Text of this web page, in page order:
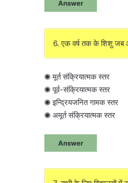
Answer
6. एक वर्ष तक के शिशु जब
◉ मूर्त संक्रियात्मक स्तर
◉ पूर्व-संक्रियात्मक स्तर
◉ इन्द्रियजनित गामक स्तर
◉ अमूर्त संक्रियात्मक स्तर
Answer